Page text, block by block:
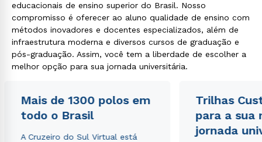
educacionais de ensino superior do Brasil. Nosso
compromisso é oferecer ao aluno qualidade de ensino com
métodos inovadores e docentes especializados, além de
infraestrutura moderna e diversos cursos de graduação e
pós-graduação. Assim, você tem a liberdade de escolher a
melhor opção para sua jornada universitária.
Mais de 1300 polos em
todo o Brasil
A Cruzeiro do Sul Virtual está
Trilhas
para a sua
jornada